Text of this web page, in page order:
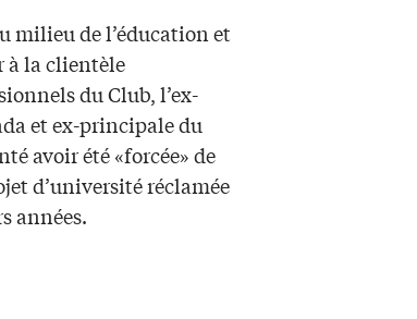
milieu de l’éducation et
à la clientèle
du Club, l’ex-
et ex-principale du
avoir été «forcée» de
d’université réclamée
années.